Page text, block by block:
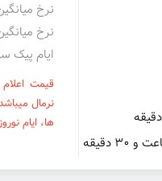
نرخ میانگین اجاره
نرخ میانگین اجاره
ایام پیک
قیمت
نرمال
ها، ایام